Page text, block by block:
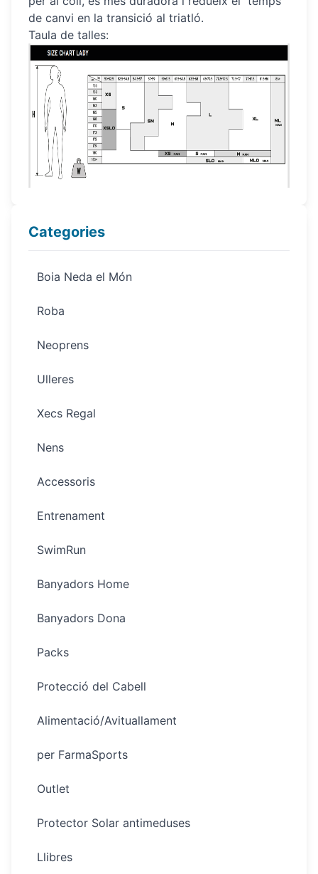
Categories
Boia Neda el Món
Roba
Neoprens
Ulleres
Xecs Regal
Nens
Accessoris
Entrenament
SwimRun
Banyadors Home
Banyadors Dona
Packs
Protecció del Cabell
Alimentació/Avituallament
per FarmaSports
Outlet
Protector Solar antimeduses
Llibres
de canvi en la transició al triatló.
Taula de talles: